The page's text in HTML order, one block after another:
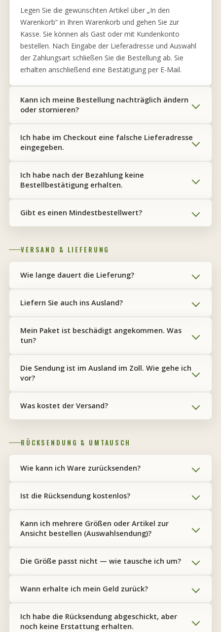
Legen Sie die gewünschten Artikel über „In den
Warenkorb“ in Ihren Warenkorb und gehen Sie zur
Kasse. Sie können als Gast oder mit Kundenkonto
bestellen. Nach Eingabe der Lieferadresse und Auswahl
der Zahlungsart schließen Sie die Bestellung ab. Sie
erhalten anschließend eine Bestätigung per E-Mail.
Kann ich meine Bestellung nachträglich ändern
oder stornieren?
Ich habe im Checkout eine falsche Lieferadresse
eingegeben.
Ich habe nach der Bezahlung keine
Bestellbestätigung erhalten.
Gibt es einen Mindestbestellwert?
VERSAND & LIEFERUNG
Wie lange dauert die Lieferung?
Liefern Sie auch ins Ausland?
Mein Paket ist beschädigt angekommen. Was
tun?
Die Sendung ist im Ausland im Zoll. Wie gehe ich
vor?
Was kostet der Versand?
RÜCKSENDUNG & UMTAUSCH
Wie kann ich Ware zurücksenden?
Ist die Rücksendung kostenlos?
Kann ich mehrere Größen oder Artikel zur
Ansicht bestellen (Auswahlsendung)?
Die Größe passt nicht — wie tausche ich um?
Wann erhalte ich mein Geld zurück?
Ich habe die Rücksendung abgeschickt, aber
noch keine Erstattung erhalten.